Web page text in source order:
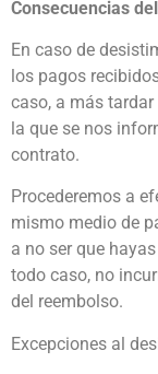
Consecuencias
En caso de
los pagos
caso, a más
la que se nos
contrato.
Procederemos a
mismo medio de
a no ser que
todo caso, no
del reembolso.
Excepciones al